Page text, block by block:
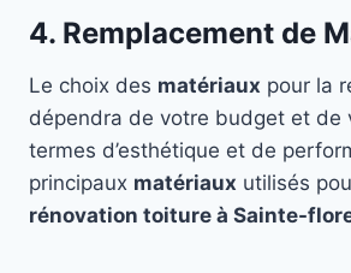
4. Remplacement de
Le choix des matériaux pour la
dépendra de votre budget et de
termes d’esthétique et de
principaux matériaux utilisés
rénovation toiture à Sainte-